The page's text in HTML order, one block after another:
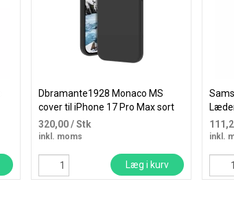
Dbramante1928 Monaco MS
cover til iPhone 17 Pro Max sort
320,00/ Stk
inkl. moms
Læg i kurv
inkl.